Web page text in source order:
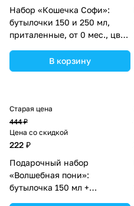
Набор «Кошечка Софи»:
бутылочки 150 и 250 мл,
приталенные, от 0 мес., цвет
В корзину
Старая цена
444 ₽
Цена со скидкой
222 ₽
Подарочный набор
«Волшебная пони»:
бутылочка 150 мл +